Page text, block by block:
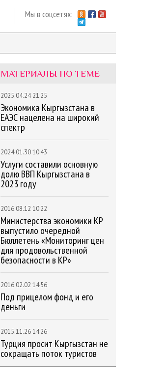
Мы в соцсетях:
МАТЕРИАЛЫ ПО ТЕМЕ
2025.04.24 21:25
Экономика Кыргызстана в
ЕАЭС нацелена на широкий
спектр
2024.01.30 10:43
Услуги составили основную
долю ВВП Кыргызстана в
2023 году
2016.08.12 10:22
Министерства экономики КР
выпустило очередной
Бюллетень «Мониторинг цен
для продовольственной
безопасности в КР»
2016.02.02 14:56
Под прицелом фонд и его
деньги
2015.11.26 14:26
Турция просит Кыргызстан не
сокращать поток туристов